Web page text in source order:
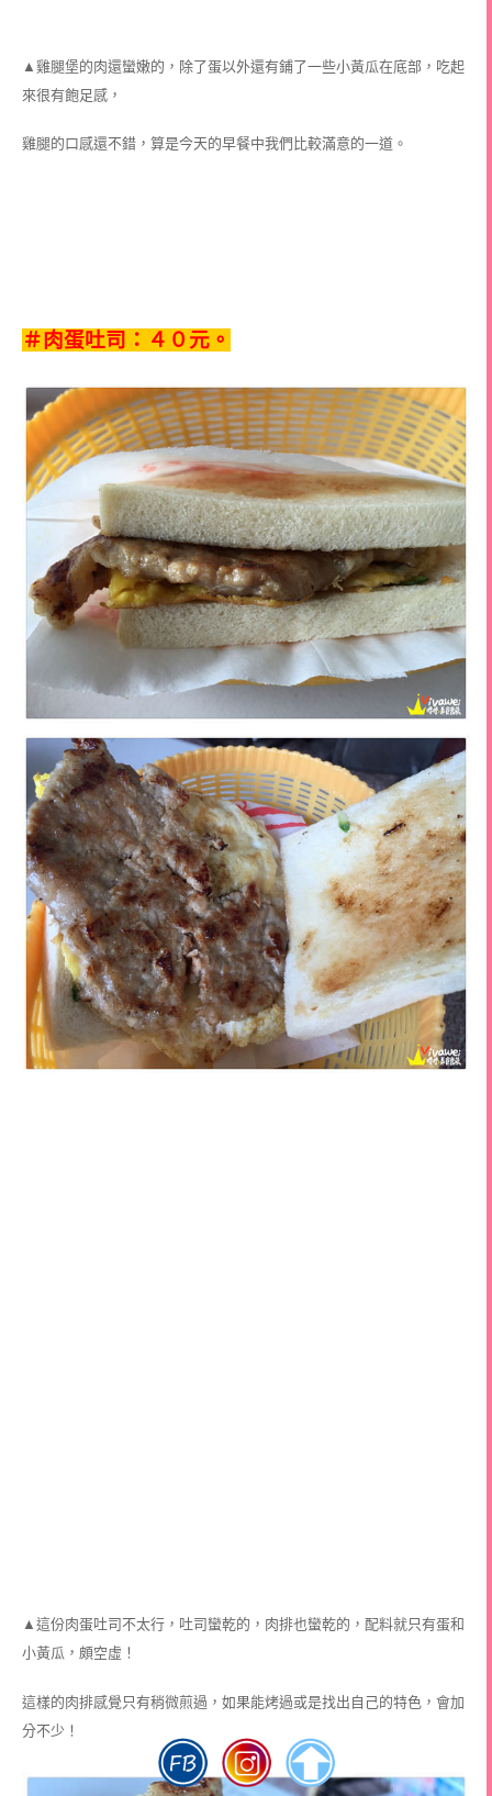
▲雞腿堡的肉還蠻嫩的，除了蛋以外還有鋪了一些小黃瓜在底部，吃起
來很有飽足感，
雞腿的口感還不錯，算是今天的早餐中我們比較滿意的一道。
＃肉蛋吐司：４０元。
▲這份肉蛋吐司不太行，吐司蠻乾的，肉排也蠻乾的，配料就只有蛋和
小黃瓜，頗空虛！
這樣的肉排感覺只有稍微煎過，如果能烤過或是找出自己的特色，會加
分不少！